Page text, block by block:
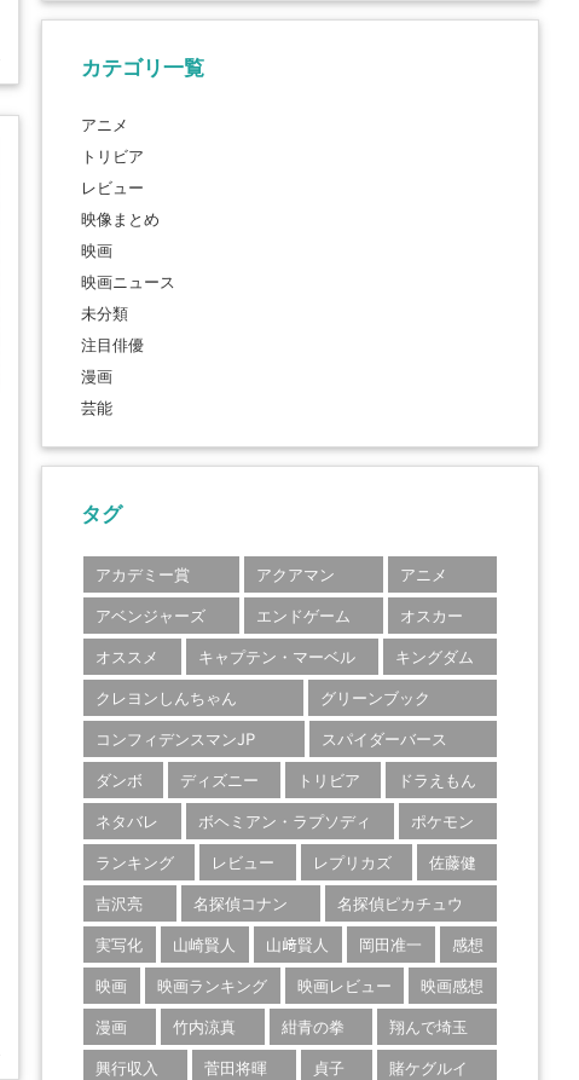
カテゴリ一覧
アニメ
トリビア
レビュー
映像まとめ
映画
映画ニュース
未分類
注目俳優
漫画
芸能
タグ
アカデミー賞 アクアマン
アニメ
アベンジャーズ
エンドゲーム
オスカー
オススメ
キャプテン・マーベル
キングダム
クレヨンしんちゃん
グリーンブック
コンフィデンスマンJP
スパイダーバース
ダンボ
ディズニー トリビア
ドラえもん
ネタバレ
ボヘミアン・ラプソディ
ポケモン
ランキング
レビュー レプリカズ
佐藤健
吉沢亮
名探偵コナン
名探偵ピカチュウ
実写化
山崎賢人 山﨑賢人 岡田准一
感想
映画
映画ランキング 映画レビュー
映画感想
漫画
竹内涼真 紺青の拳
翔んで埼玉
興行収入
菅田将暉 貞子 賭ケグルイ